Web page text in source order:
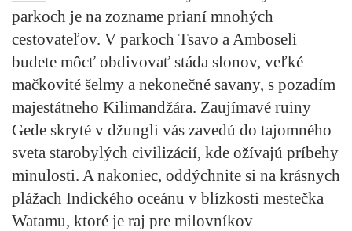
parkoch je na zozname prianí mnohých
cestovateľov. V parkoch Tsavo a Amboseli
budete môcť obdivovať stáda slonov, veľké
mačkovité šelmy a nekonečné savany, s pozadím
majestátneho Kilimandžára. Zaujímavé ruiny
Gede skryté v džungli vás zavedú do tajomného
sveta starobylých civilizácií, kde ožívajú príbehy
minulosti. A nakoniec, oddýchnite si na krásnych
plážach Indického oceánu v blízkosti mestečka
Watamu, ktoré je raj pre milovníkov